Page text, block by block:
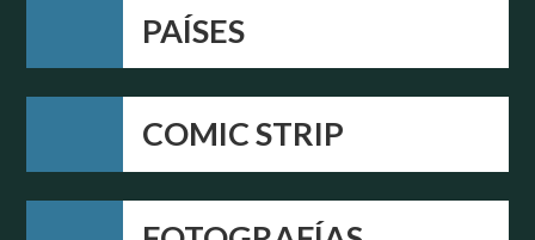
PAÍSES
COMIC STRIP